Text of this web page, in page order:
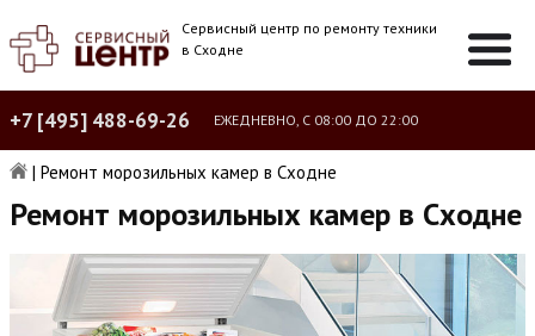
Сервисный центр по ремонту техники
в Сходне
+7 [495] 488-69-26 ЕЖЕДНЕВНО, С 08:00 ДО 22:00
| Ремонт морозильных камер в Сходне
Ремонт морозильных камер в Сходне